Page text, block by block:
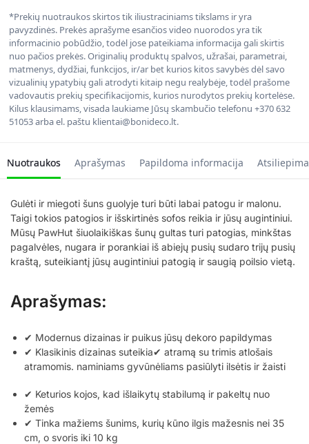
*Prekių nuotraukos skirtos tik iliustraciniams tikslams ir yra
pavyzdinės. Prekės aprašyme esančios video nuorodos yra tik
informacinio pobūdžio, todėl jose pateikiama informacija gali skirtis
nuo pačios prekės. Originalių produktų spalvos, užrašai, parametrai,
matmenys, dydžiai, funkcijos, ir/ar bet kurios kitos savybės dėl savo
vizualinių ypatybių gali atrodyti kitaip negu realybėje, todėl prašome
vadovautis prekių specifikacijomis, kurios nurodytos prekių kortelėse.
Kilus klausimams, visada laukiame Jūsų skambučio telefonu +370 632
51053 arba el. paštu klientai@bonideco.lt.
Nuotraukos Aprašymas Papildoma informacija
Gulėti ir miegoti šuns guolyje turi būti labai patogu ir malonu.
Taigi tokios patogios ir išskirtinės sofos reikia ir jūsų augintiniui.
Mūsų PawHut šiuolaikiškas šunų gultas turi patogias, minkštas
pagalvėles, nugara ir porankiai iš abiejų pusių sudaro trijų pusių
kraštą, suteikiantį jūsų augintiniui patogią ir saugią poilsio vietą.
Aprašymas:
✔ Modernus dizainas ir puikus jūsų dekoro papildymas
✔ Klasikinis dizainas suteikia✔ atramą su trimis atlošais
atramomis. naminiams gyvūnėliams pasiūlyti ilsėtis ir žaisti
✔ Keturios kojos, kad išlaikytų stabilumą ir pakeltų nuo
žemės
✔ Tinka mažiems šunims, kurių kūno ilgis mažesnis nei 35
cm, o svoris iki 10 kg